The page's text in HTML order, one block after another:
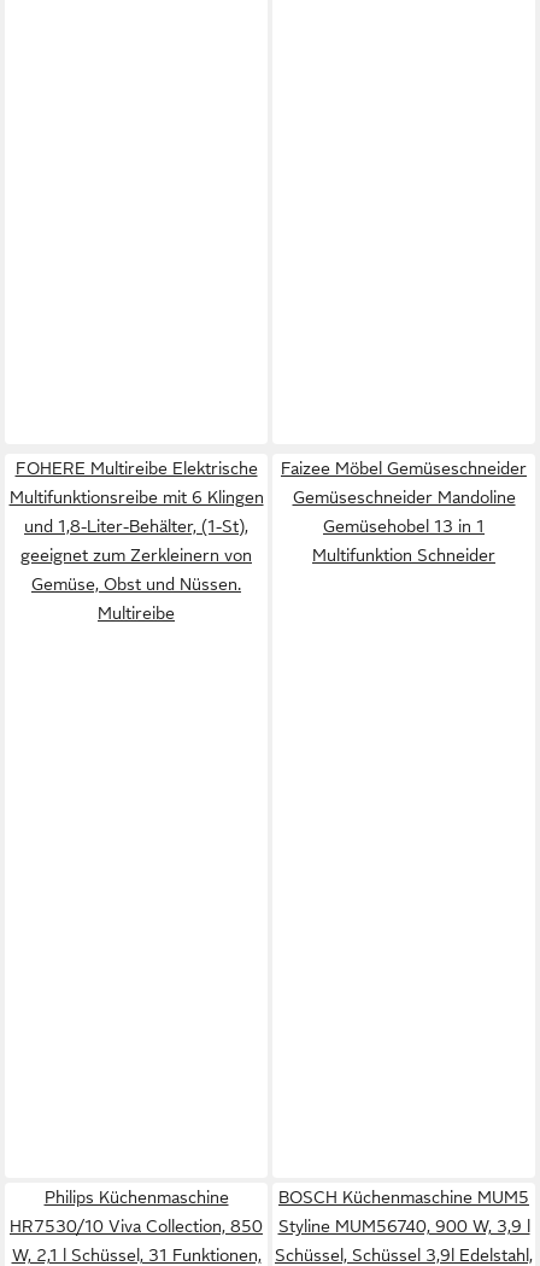
FOHERE Multireibe Elektrische
Multifunktionsreibe mit 6 Klingen
und 1,8-Liter-Behälter, (1-St),
geeignet zum Zerkleinern von
Gemüse, Obst und Nüssen.
Multireibe
Faizee Möbel Gemüseschneider
Gemüseschneider Mandoline
Gemüsehobel 13 in 1
Multifunktion Schneider
Philips Küchenmaschine
HR7530/10 Viva Collection, 850
W, 2,1 l Schüssel, 31 Funktionen,
BOSCH Küchenmaschine MUM5
Styline MUM56740, 900 W, 3,9 l
Schüssel, Schüssel 3,9l Edelstahl,